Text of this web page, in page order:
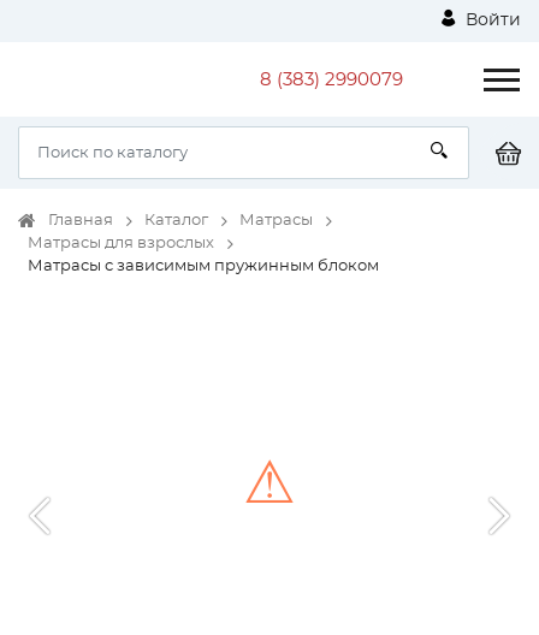
Войти
8 (383) 2990079
Главная Каталог
Матрасы
Матрасы для взрослых
Матрасы с зависимым пружинным блоком
⚠